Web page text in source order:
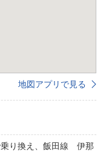
地図アプリで見る
り換え、飯田線 伊那